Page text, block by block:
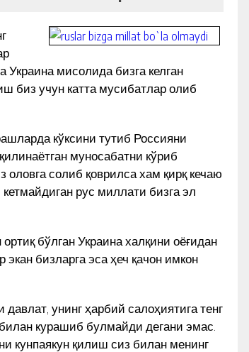
Украина мисолида бизга келган
биз учун катта мусибатлар олиб
кўксини тутиб Россияни
муносабатни кўриб
солиб қоврилса хам қирқ кечаю
рус миллати бизга эл
бўлган Украина халқини оёғидан
бизларга эса ҳеч қачон имкон
унинг ҳарбий салоҳиятига тенг
курашиб булмайди дегани эмас.
кунпаякун қилиш сиз билан менинг